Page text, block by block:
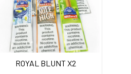
ROYAL BLUNT X2